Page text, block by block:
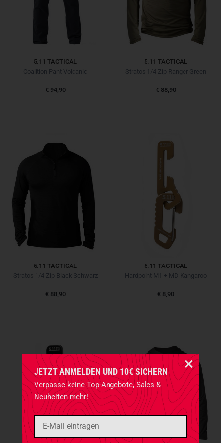
JETZT ANMELDEN UND 10€ SICHERN
Verpasse keine Top-Angebote, Sales &
Neuheiten mehr!
5.11 TACTICAL
Coalition Pant Volcanic
€ 94,90
5.11 TACTICAL
Stratos 1/4 Zip Ranger Green
€ 88,90
5.11 TACTICAL
Stratos 1/4 Zip Black Schwarz
€ 88,90
5.11 TACTICAL
Hardpoint M1 + MD Kangaroo
€ 8,90